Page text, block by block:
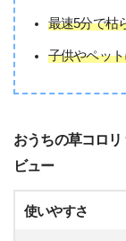
最速5分で枯
子供やペッ
おうちの草コロ
ビュー
使いやすさ